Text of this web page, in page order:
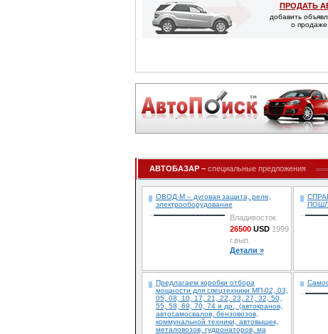
ПРОДАТЬ
добавить
о продаже
АВТОБАЗАР – специальные предложения
ОВОД-М – дуговая защита, реле,
электрооборудование
Владивосток
26500USD1999
г.вып.
Детали »
Предлагаем коробки отбора
мощности для спецтехники МП-02, 03,
05, 08, 10, 17, 21, 22, 23, 27, 32, 50,
55, 58, 69, 70, 74 и др., (автокранов,
автосамосвалов, бензовозов,
коммунальной техники, автовышек,
металовозов, гудронаторов, ма